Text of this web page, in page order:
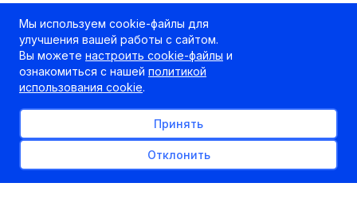
Мы используем cookie-файлы для
улучшения вашей работы с сайтом.
Вы можете настроить cookie-файлы и
ознакомиться с нашей политикой
использования cookie.
Принять
Отклонить